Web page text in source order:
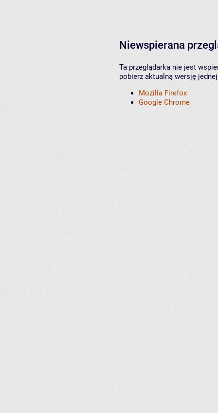
Niewspierana
Ta przeglądarka nie jest
pobierz aktualną wersję
Mozilla Firefox
Google Chrome